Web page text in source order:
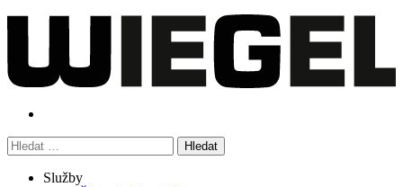
Vyhledávání
Služby